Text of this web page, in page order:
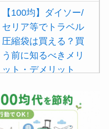
【100均】ダイソー/
セリア等でトラベル
圧縮袋は買える？買
う前に知るべきメリ
ット・デメリット
【100均】ダイソー/
セリア等でポイズン